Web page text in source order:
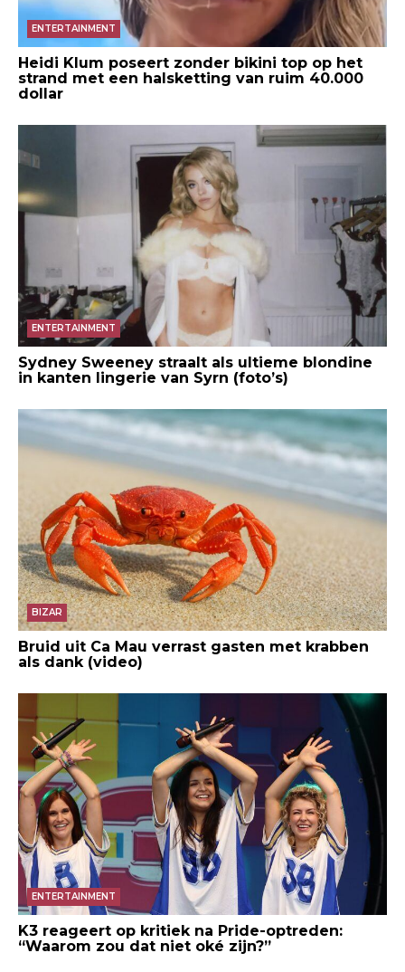
ENTERTAINMENT
Heidi Klum poseert zonder bikini top op het
strand met een halsketting van ruim 40.000
dollar
ENTERTAINMENT
Sydney Sweeney straalt als ultieme blondine
in kanten lingerie van Syrn (foto’s)
BIZAR
Bruid uit Ca Mau verrast gasten met krabben
als dank (video)
ENTERTAINMENT
K3 reageert op kritiek na Pride-optreden:
“Waarom zou dat niet oké zijn?”